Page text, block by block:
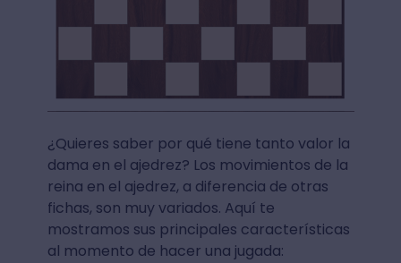
¿Quieres saber por qué tiene tanto valor la
dama en el ajedrez? Los movimientos de la
reina en el ajedrez, a diferencia de otras
fichas, son muy variados. Aquí te
mostramos sus principales características
al momento de hacer una jugada: